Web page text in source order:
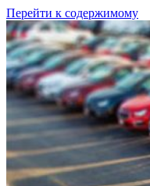
Перейти к содержимому